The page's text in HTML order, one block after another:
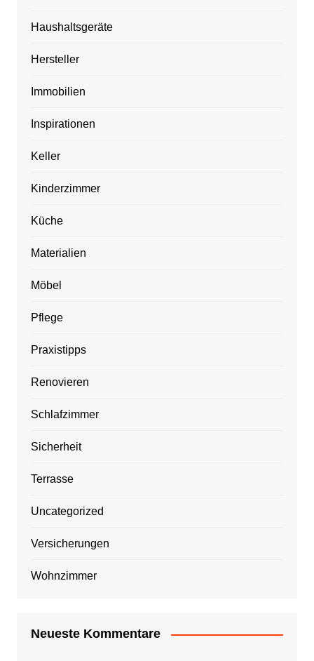
Haushaltsgeräte
Hersteller
Immobilien
Inspirationen
Keller
Kinderzimmer
Küche
Materialien
Möbel
Pflege
Praxistipps
Renovieren
Schlafzimmer
Sicherheit
Terrasse
Uncategorized
Versicherungen
Wohnzimmer
Neueste Kommentare